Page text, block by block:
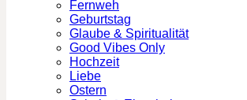
Fernweh
Geburtstag
Glaube & Spiritualität
Good Vibes Only
Hochzeit
Liebe
Ostern